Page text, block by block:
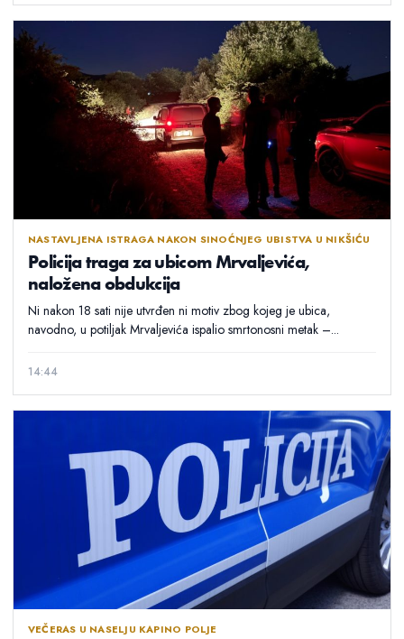
NASTAVLJENA ISTRAGA NAKON SINOĆNJEG UBISTVA U NIKŠIĆU
Policija traga za ubicom Mrvaljevića,
naložena obdukcija
Ni nakon 18 sati nije utvrđen ni motiv zbog kojeg je ubica,
navodno, u potiljak Mrvaljevića ispalio smrtonosni metak –...
14:44
VEČERAS U NASELJU KAPINO POLJE